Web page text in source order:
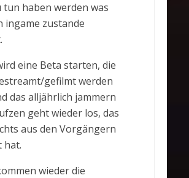
tun haben werden was
ingame zustande
eine Beta starten, die
gefilmt werden
das alljährlich jammern
geht wieder los, das
aus den Vorgängern
hat.
wieder die